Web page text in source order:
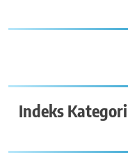
Indeks Kategori